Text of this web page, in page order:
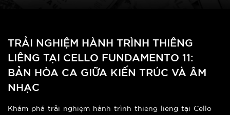
TRẢI NGHIỆM HÀNH TRÌNH THIÊNG
LIÊNG TẠI CELLO FUNDAMENTO 11:
BẢN HÒA CA GIỮA KIẾN TRÚC VÀ ÂM
NHẠC
Khám phá trải nghiệm hành trình thiêng liêng tại Cello